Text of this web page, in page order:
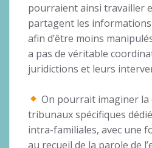
pourraient ainsi travailler
partagent les
afin d’être moins
a pas de véritable
juridictions et leurs
On pourrait imaginer la
tribunaux spécifiques
intra-familiales, avec une
au recueil de la parole de